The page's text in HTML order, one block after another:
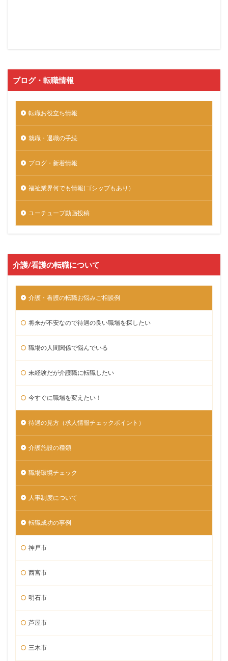
ブログ・転職情報
転職お役立ち情報
就職・退職の手続
ブログ・新着情報
福祉業界何でも情報(ゴシップもあり）
ユーチューブ動画投稿
介護/看護の転職について
介護・看護の転職お悩みご相談例
将来が不安なので待遇の良い職場を探したい
職場の人間関係で悩んでいる
未経験だが介護職に転職したい
今すぐに職場を変えたい！
待遇の見方（求人情報チェックポイント）
介護施設の種類
職場環境チェック
人事制度について
転職成功の事例
神戸市
西宮市
明石市
芦屋市
三木市